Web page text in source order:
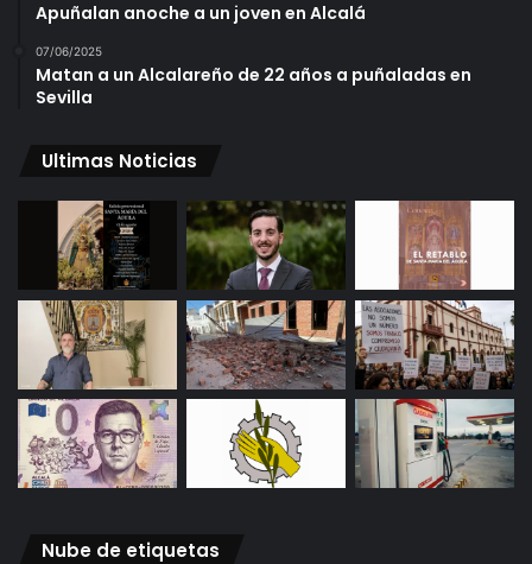
Apuñalan anoche a un joven en Alcalá
07/06/2025
Matan a un Alcalareño de 22 años a puñaladas en
Sevilla
Ultimas Noticias
Nube de etiquetas